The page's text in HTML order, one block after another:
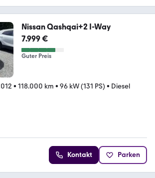
Nissan Qashqai+2 I-Way
7.999 €
Guter Preis
• 118.000 km • 96 kW (131 PS) • Diesel
Kontakt Parken